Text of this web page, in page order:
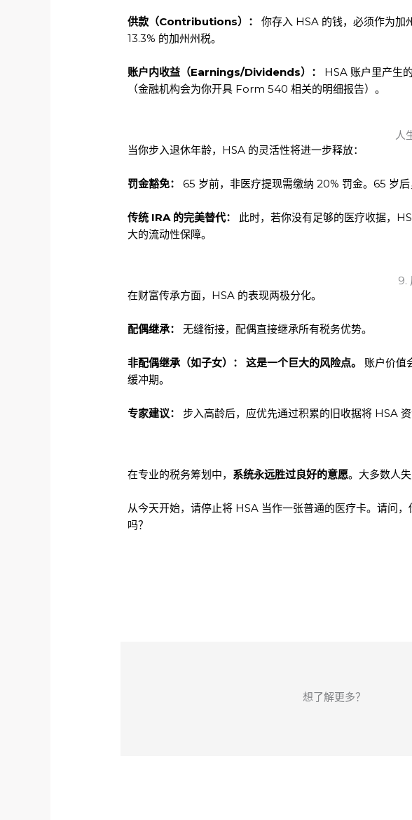
供款（Contributions）： 你存入 HSA 的钱，必须作为加
13.3% 的加州州税。
账户内收益（Earnings/Dividends）： HSA 账户里产生
（金融机构会为你开具 Form 540 相关的明细报告）。
人
当你步入退休年龄，HSA 的灵活性将进一步释放：
罚金豁免： 65 岁前，非医疗提现需缴纳 20% 罚金。65 岁后
传统 IRA 的完美替代：
此时，若你没有足够的医疗收据，
大的流动性保障。
9.
在财富传承方面，HSA 的表现两极分化。
配偶继承： 无缝衔接，配偶直接继承所有税务优势。
非配偶继承（如子女）： 这是一个巨大的风险点。
账户价值
缓冲期。
专家建议： 步入高龄后，应优先通过积累的旧收据将 HSA
在专业的税务筹划中， 系统永远胜过良好的意愿。大多数人
从今天开始，请停止将 HSA 当作一张普通的医疗卡。请问
吗？
想了解更多？